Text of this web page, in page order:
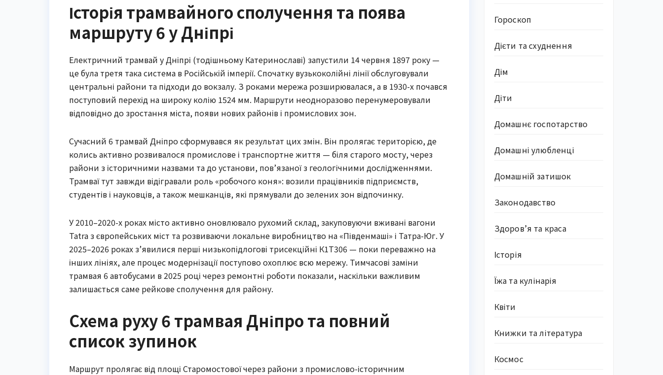
Історія трамвайного сполучення та поява
маршруту 6 у Дніпрі
Електричний трамвай у Дніпрі (тодішньому Катеринославі) запустили 14 червня 1897 року —
це була третя така система в Російській імперії. Спочатку вузькоколійні лінії обслуговували
центральні райони та підходи до вокзалу. З роками мережа розширювалася, а в 1930-х почався
поступовий перехід на широку колію 1524 мм. Маршрути неодноразово перенумеровували
відповідно до зростання міста, появи нових районів і промислових зон.
Сучасний 6 трамвай Дніпро сформувався як результат цих змін. Він пролягає територією, де
колись активно розвивалося промислове і транспортне життя — біля старого мосту, через
райони з історичними назвами та до установи, пов’язаної з геологічними дослідженнями.
Трамваї тут завжди відігравали роль «робочого коня»: возили працівників підприємств,
студентів і науковців, а також мешканців, які прямували до зелених зон відпочинку.
У 2010–2020-х роках місто активно оновлювало рухомий склад, закуповуючи вживані вагони
Tatra з європейських міст та розвиваючи локальне виробництво на «Південмаші» і Татра-Юг. У
2025–2026 роках з’явилися перші низькопідлогові трисекційні К1Т306 — поки переважно на
інших лініях, але процес модернізації поступово охоплює всю мережу. Тимчасові заміни
трамвая 6 автобусами в 2025 році через ремонтні роботи показали, наскільки важливим
залишається саме рейкове сполучення для району.
Схема руху 6 трамвая Дніпро та повний
список зупинок
Маршрут пролягає від площі Старомостової через райони з промислово-історичним
Гороскоп
Дієти та схуднення
Дім
Діти
Домашнє госпотарство
Домашні улюбленці
Домашній затишок
Законодавство
Здоров’я та краса
Історія
Їжа та кулінарія
Квіти
Книжки та література
Космос